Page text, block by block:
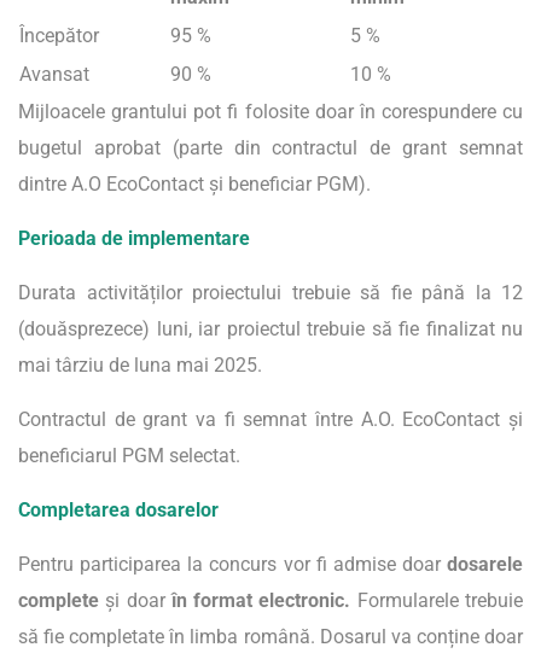
Începător
95 %
5 %
Avansat
90 %
10 %
Mijloacele grantului pot fi folosite doar în corespundere cu
bugetul aprobat (parte din contractul de grant semnat
dintre A.O EcoContact și beneficiar PGM).
Perioada de implementare
Durata activităților proiectului trebuie să fie până la 12
(douăsprezece) luni, iar proiectul trebuie să fie finalizat nu
mai târziu de luna mai 2025.
Contractul de grant va fi semnat între A.O. EcoContact și
beneficiarul PGM selectat.
Completarea dosarelor
Pentru participarea la concurs vor fi admise doar dosarele
complete și doarîn format electronic. Formularele trebuie
să fie completate în limba română. Dosarul va conține doar